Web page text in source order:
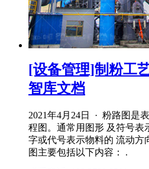
[设备管理]制粉工
智库文档
2021年4月24日 · 粉路图是
程图。通常用图形 及符号表
字或代号表示物料的 流动方
图主要包括以下内容： .